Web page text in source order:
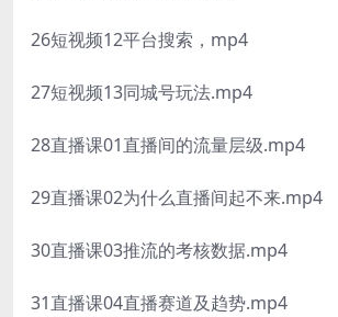
26短视频12平台搜索，mp4
27短视频13同城号玩法.mp4
28直播课01直播间的流量层级.mp4
29直播课02为什么直播间起不来.mp4
30直播课03推流的考核数据.mp4
31直播课04直播赛道及趋势.mp4